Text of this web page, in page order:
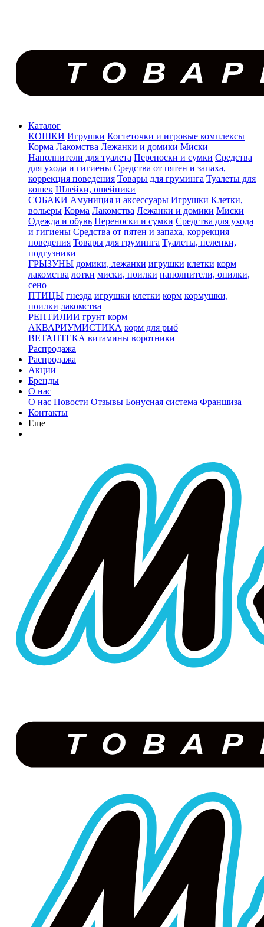
Каталог
КОШКИ Игрушки Когтеточки и игровые комплексы
Корма Лакомства Лежанки и домики Миски
Наполнители для туалета Переноски и сумки Средства
для ухода и гигиены Средства от пятен и запаха,
коррекция поведения Товары для груминга Туалеты для
кошек Шлейки, ошейники
СОБАКИ Амуниция и аксессуары Игрушки Клетки,
вольеры Корма Лакомства Лежанки и домики Миски
Одежда и обувь Переноски и сумки Средства для ухода
и гигиены Средства от пятен и запаха, коррекция
поведения Товары для груминга Туалеты, пеленки,
подгузники
ГРЫЗУНЫ домики, лежанки игрушки клетки корм
лакомства лотки миски, поилки наполнители, опилки,
сено
ПТИЦЫ гнезда игрушки клетки корм кормушки,
поилки лакомства
РЕПТИЛИИ грунт корм
АКВАРИУМИСТИКА корм для рыб
ВЕТАПТЕКА витамины воротники
Распродажа
Распродажа
Акции
Бренды
О нас
О нас Новости Отзывы Бонусная система Франшиза
Контакты
Еще